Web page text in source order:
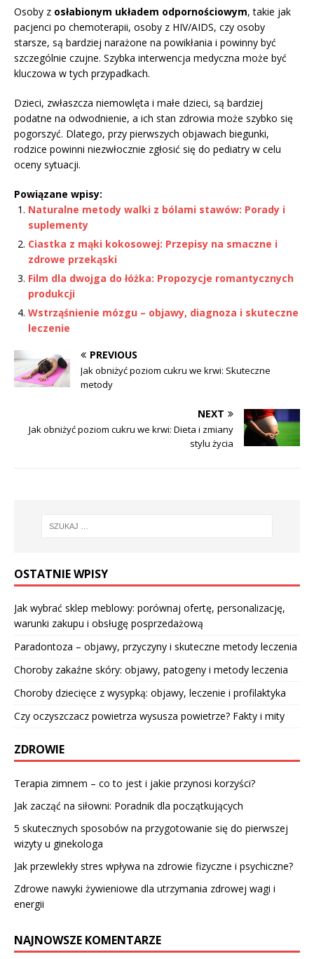
Osoby z osłabionym układem odpornościowym, takie jak
pacjenci po chemoterapii, osoby z HIV/AIDS, czy osoby
starsze, są bardziej narażone na powikłania i powinny być
szczególnie czujne. Szybka interwencja medyczna może być
kluczowa w tych przypadkach.
Dzieci, zwłaszcza niemowlęta i małe dzieci, są bardziej
podatne na odwodnienie, a ich stan zdrowia może szybko się
pogorszyć. Dlatego, przy pierwszych objawach biegunki,
rodzice powinni niezwłocznie zgłosić się do pediatry w celu
oceny sytuacji.
Powiązane wpisy:
Naturalne metody walki z bólami stawów: Porady i
suplementy
Ciastka z mąki kokosowej: Przepisy na smaczne i
zdrowe przekąski
Film dla dwojga do łóżka: Propozycje romantycznych
produkcji
Wstrząśnienie mózgu – objawy, diagnoza i skuteczne
leczenie
PREVIOUS
Jak obniżyć poziom cukru we krwi: Skuteczne
metody
NEXT
Jak obniżyć poziom cukru we krwi: Dieta i zmiany
stylu życia
OSTATNIE WPISY
Jak wybrać sklep meblowy: porównaj ofertę, personalizację,
warunki zakupu i obsługę posprzedażową
Paradontoza – objawy, przyczyny i skuteczne metody leczenia
Choroby zakaźne skóry: objawy, patogeny i metody leczenia
Choroby dziecięce z wysypką: objawy, leczenie i profilaktyka
Czy oczyszczacz powietrza wysusza powietrze? Fakty i mity
ZDROWIE
Terapia zimnem – co to jest i jakie przynosi korzyści?
Jak zacząć na siłowni: Poradnik dla początkujących
5 skutecznych sposobów na przygotowanie się do pierwszej
wizyty u ginekologa
Jak przewlekły stres wpływa na zdrowie fizyczne i psychiczne?
Zdrowe nawyki żywieniowe dla utrzymania zdrowej wagi i
energii
NAJNOWSZE KOMENTARZE